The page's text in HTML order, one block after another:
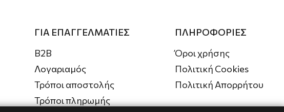
ΓΙΑ ΕΠΑΓΓΕΛΜΑΤΙΕΣ
B2B
Λογαριαμός
Τρόποι αποστολής
Τρόποι πληρωμής
ΠΛΗΡΟΦΟΡΙΕΣ
Όροι χρήσης
Πολιτική Cookies
Πολιτική Απορρήτου